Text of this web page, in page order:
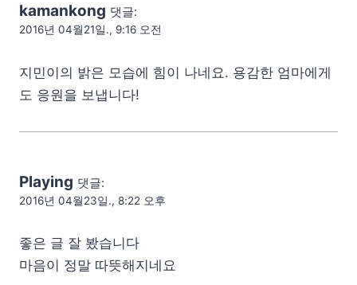
kamankong 댓글:
2016년 04월21일., 9:16 오전
지민이의 밝은 모습에 힘이 나네요. 용감한 엄마에게
도 응원을 보냅니다!
Playing 댓글:
2016년 04월23일., 8:22 오후
좋은 글 잘 봤습니다
마음이 정말 따뜻해지네요